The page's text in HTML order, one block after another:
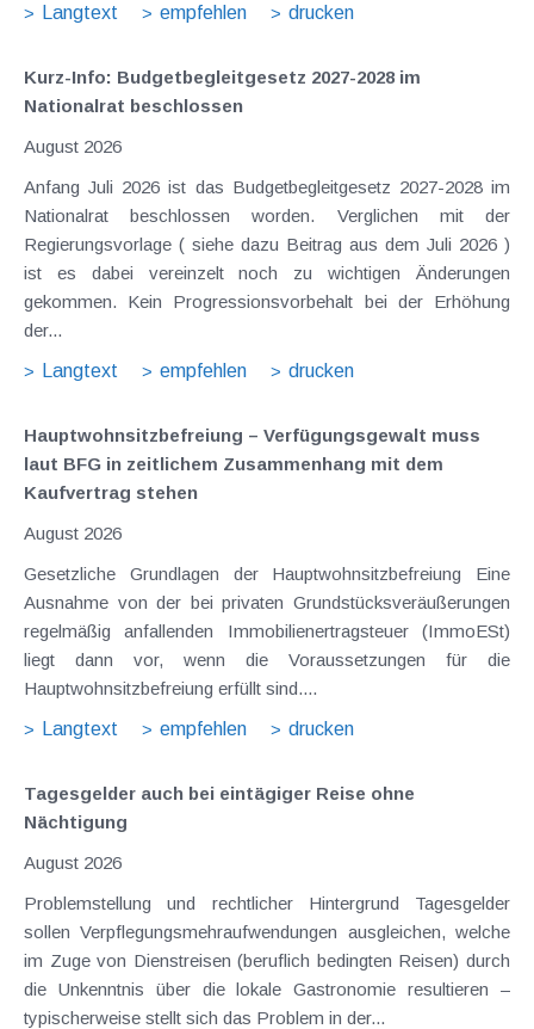
Langtext
empfehlen drucken
Kurz-Info: Budgetbegleitgesetz 2027-2028 im
Nationalrat beschlossen
August 2026
Anfang Juli 2026 ist das Budgetbegleitgesetz 2027-2028 im
Nationalrat beschlossen worden. Verglichen mit der
Regierungsvorlage ( siehe dazu Beitrag aus dem Juli 2026 )
ist es dabei vereinzelt noch zu wichtigen Änderungen
gekommen. Kein Progressionsvorbehalt bei der Erhöhung
der...
Langtext
empfehlen drucken
Hauptwohnsitz​­befreiung – Verfügungsgewalt muss
laut BFG in zeitlichem Zusammenhang mit dem
Kaufvertrag stehen
August 2026
Gesetzliche Grundlagen der Hauptwohnsitzbefreiung Eine
Ausnahme von der bei privaten Grundstücksveräußerungen
regelmäßig anfallenden Immobilienertragsteuer (ImmoESt)
liegt dann vor, wenn die Voraussetzungen für die
Hauptwohnsitzbefreiung erfüllt sind....
Langtext
empfehlen drucken
Tagesgelder auch bei eintägiger Reise ohne
Nächtigung
August 2026
Problemstellung und rechtlicher Hintergrund Tagesgelder
sollen Verpflegungsmehraufwendungen ausgleichen, welche
im Zuge von Dienstreisen (beruflich bedingten Reisen) durch
die Unkenntnis über die lokale Gastronomie resultieren –
typischerweise stellt sich das Problem in der...